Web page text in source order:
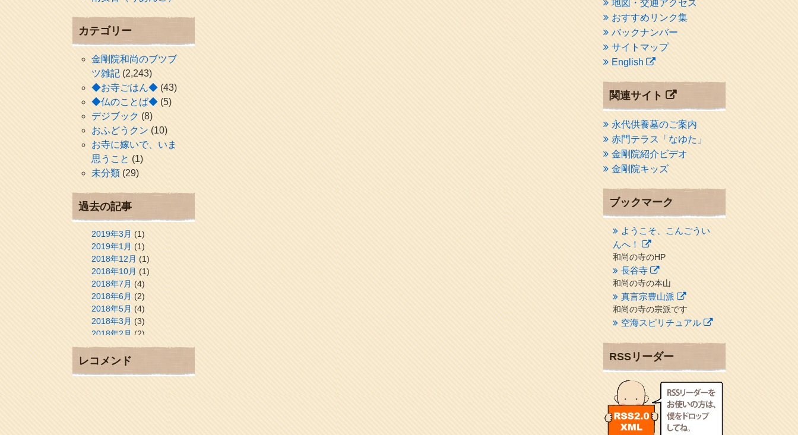
カテゴリー
金剛院和尚のブツブ
ツ雑記(2,243)
◆お寺ごはん◆(43)
◆仏のことば◆(5)
デジブック(8)
おふどうクン(10)
お寺に嫁いで、いま
思うこと(1)
未分類(29)
過去の記事
2019年3月(1)
2019年1月(1)
2018年12月(1)
2018年10月(1)
2018年7月(4)
2018年6月(2)
2018年5月(4)
2018年3月(3)
2018年2月(2)
2018年1月(2)
2017年12月
2017年10月(1)
2017年9月(4)
2017年8月(3)
2017年7月(1)
レコメンド
地図・交通アクセス
おすすめリンク集
バックナンバー
サイトマップ
English
関連サイト
永代供養墓のご案内
赤門テラス「なゆた」
金剛院紹介ビデオ
金剛院キッズ
ブックマーク
ようこそ、こんごうい
んへ！
和尚の寺のHP
長谷寺
和尚の寺の本山
真言宗豊山派
和尚の寺の宗派です
空海スピリチュアル
２１世紀を（空海）する情
クリプロホームページ
地域のライターさんです
小豆島 圓満寺
小豆島霊場第７４番のお寺
新聞屋の道具箱
RSSリーダー